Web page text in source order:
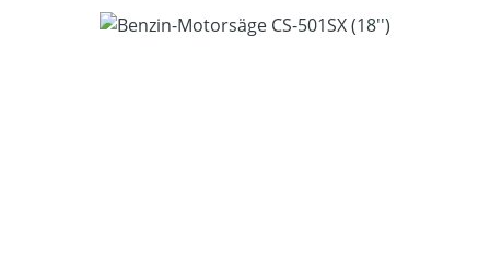
Bildergalerie überspringen